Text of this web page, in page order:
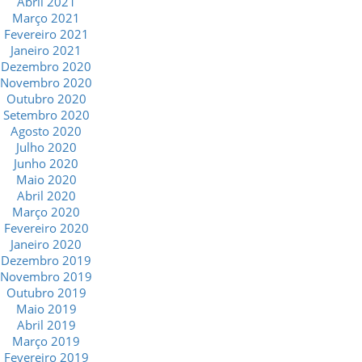
Março 2021
Fevereiro 2021
Janeiro 2021
Dezembro 2020
Novembro 2020
Outubro 2020
Setembro 2020
Agosto 2020
Julho 2020
Junho 2020
Maio 2020
Abril 2020
Março 2020
Fevereiro 2020
Janeiro 2020
Dezembro 2019
Novembro 2019
Outubro 2019
Maio 2019
Abril 2019
Março 2019
Fevereiro 2019